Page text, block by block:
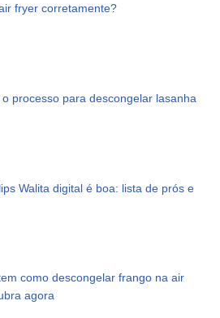
fryer corretamente?
processo para descongelar lasanha
Walita digital é boa: lista de prós e
como descongelar frango na air
agora